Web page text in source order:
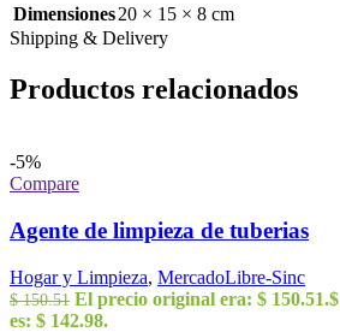
Dimensiones20 × 15 × 8 cm
Shipping & Delivery
Productos relacionados
-5%
Compare
Agente de limpieza de tuberias
Hogar y Limpieza, MercadoLibre-Sinc
$150.51 El precio original era: $ 150.51.$
es: $ 142.98.